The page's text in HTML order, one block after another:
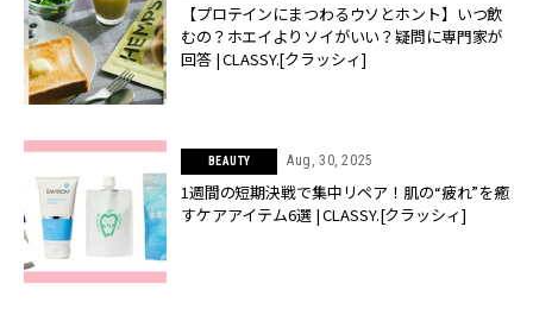
【プロテインにまつわるウソとホント】いつ飲
むの？ホエイよりソイがいい？疑問に専門家が
回答 | CLASSY.[クラッシィ]
BEAUTY Aug, 30, 2025
1週間の短期決戦で集中リペア！肌の“疲れ”を癒
すケアアイテム6選 | CLASSY.[クラッシィ]